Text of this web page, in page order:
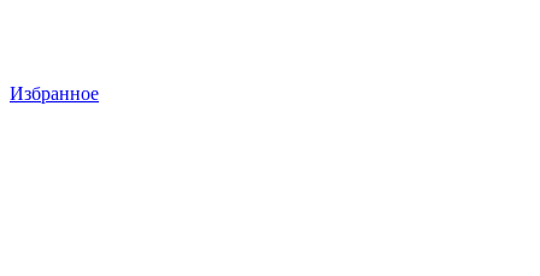
Избранное